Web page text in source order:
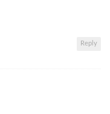
Reply